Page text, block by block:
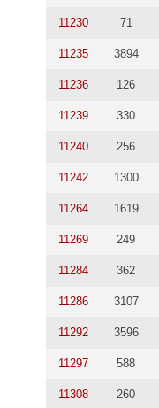
11230 71
11235 3894
11236 126
11239 330
11240 256
11242 1300
11264 1619
11269 249
11284 362
11286 3107
11292 3596
11297 588
11308 260